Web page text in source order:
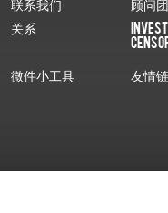
联系我们 顾问
关系
微件小工具
友情